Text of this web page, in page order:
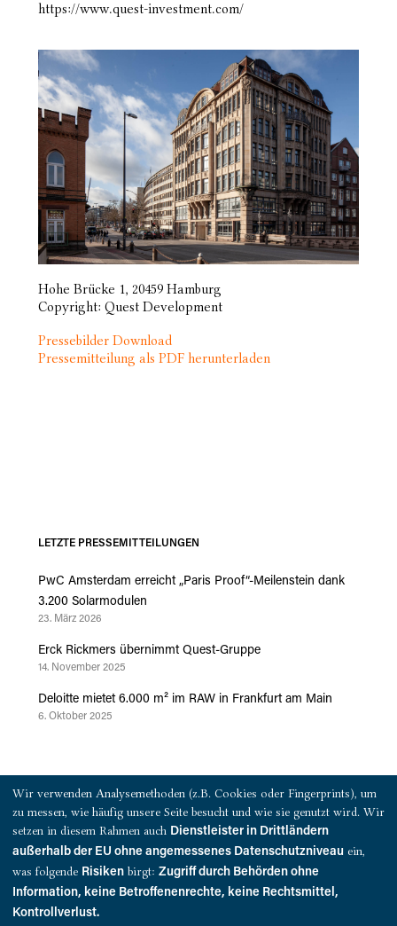
https://www.quest-investment.com/
Hohe Brücke 1, 20459 Hamburg
Copyright: Quest Development
Pressebilder Download
Pressemitteilung als PDF herunterladen
LETZTE PRESSEMITTEILUNGEN
PwC Amsterdam erreicht „Paris Proof“-Meilenstein dank
3.200 Solarmodulen
23. März 2026
Erck Rickmers übernimmt Quest-Gruppe
14. November 2025
Deloitte mietet 6.000 m² im RAW in Frankfurt am Main
6. Oktober 2025
QUEST Investment Partners
presse@quest-investment.com
Wir verwenden Analysemethoden (z.B. Cookies oder Fingerprints), um
zu messen, wie häufig unsere Seite besucht und wie sie genutzt wird. Wir
setzen in diesem Rahmen auch Dienstleister in Drittländern
außerhalb der EU ohne angemessenes Datenschutzniveau ein,
was folgende Risiken birgt: Zugriff durch Behörden ohne
Information, keine Betroffenenrechte, keine Rechtsmittel,
Kontrollverlust.